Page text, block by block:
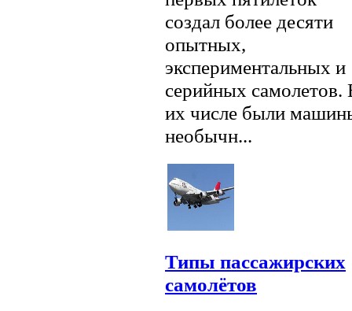
создал более десяти
опытных,
экспериментальных и
серийных самолетов.
их числе были
необычн...
Типы пассажирских
самолётов